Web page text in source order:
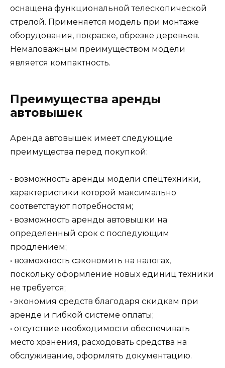
оснащена функциональной телескопической
стрелой. Применяется модель при монтаже
оборудования, покраске, обрезке деревьев.
Немаловажным преимуществом модели
является компактность.
Преимущества аренды
автовышек
Аренда автовышек имеет следующие
преимущества перед покупкой:
• возможность аренды модели спецтехники,
характеристики которой максимально
соответствуют потребностям;
• возможность аренды автовышки на
определенный срок с последующим
продлением;
• возможность сэкономить на налогах,
поскольку оформление новых единиц техники
не требуется;
• экономия средств благодаря скидкам при
аренде и гибкой системе оплаты;
• отсутствие необходимости обеспечивать
место хранения, расходовать средства на
обслуживание, оформлять документацию.